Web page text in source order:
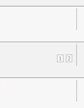
1 2